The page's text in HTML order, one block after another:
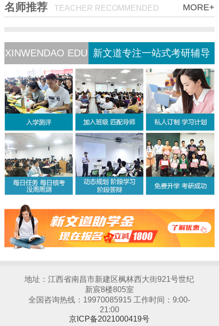
名师推荐 TEACHER RECOMMENDED MORE+
XINWENDAO EDU 新文道专注一站式考研辅导
地址：江西省南昌市新建区枫林西大街921号世纪
新宸8楼805室
全国咨询热线：19970085915 工作时间：9:00-
21:00
京ICP备2021000419号